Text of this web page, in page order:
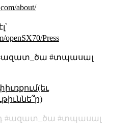
about/
openSX70/Press
#տպասալ
ազատ_ծա
տպասալ